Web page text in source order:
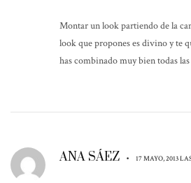
Montar un look partiendo de la
look que propones es divino y te
has combinado muy bien todas
ANA SÁEZ • 17 MAYO, 2013